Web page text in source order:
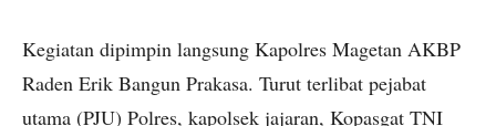
Kegiatan dipimpin langsung Kapolres Magetan AKBP
Raden Erik Bangun Prakasa. Turut terlibat pejabat
utama (PJU) Polres, kapolsek jajaran, Kopasgat TNI